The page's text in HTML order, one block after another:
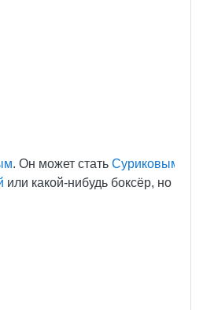
. Он может стать Суриковым
или какой-нибудь боксёр, но в